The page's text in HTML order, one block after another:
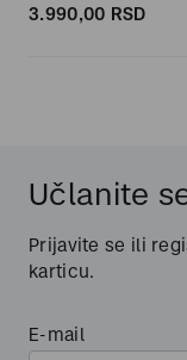
3.990,00 RSD
Učlanite
Prijavite se ili
karticu.
E-mail